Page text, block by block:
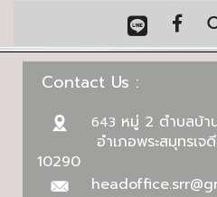
Contact Us :
643 หมู่ 2 ตำบลบ้า
อำเภอพระสมุทรเจดีย์
10290